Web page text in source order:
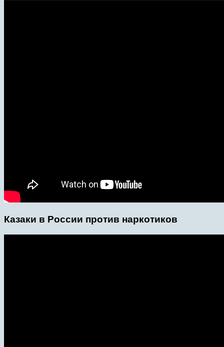
Казаки в России против наркотиков